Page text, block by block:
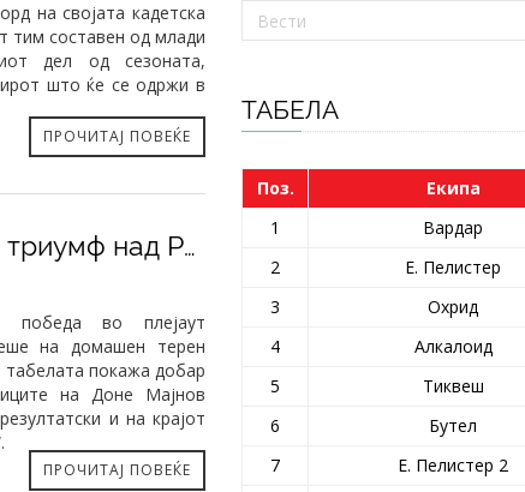
на својата кадетска
тим составен од млади
дел од сезоната,
што ќе се одржи в
ПРОЧИТАЈ ПОВЕЌЕ
Тинекс Пролет рутински до триумф над Радовиш
победа во плејаут
на домашен терен
табелата покажа добар
на Доне Мајнов
и на крајот
ПРОЧИТАЈ ПОВЕЌЕ
ТАБЕЛА
Поз. Екипа
1
Вардар
2
Е. Пелистер
3
Охрид
4
Алкалоид
5
Тиквеш
6
Бутел
7
Е. Пелистер 2